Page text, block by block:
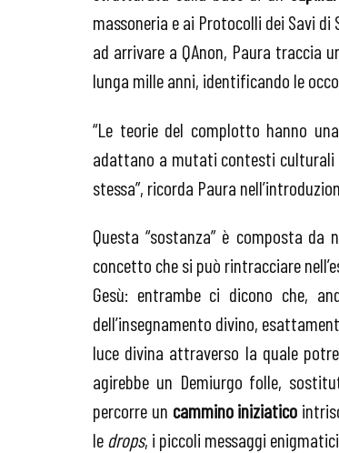
massoneria e ai Protocolli dei Savi
ad arrivare a QAnon, Paura traccia
lunga mille anni, identificando le
“Le teorie del complotto hanno
adattano a mutati contesti culturali
stessa”, ricorda Paura
Questa “sostanza” è composta
concetto che si può rintracciare
Gesù: entrambe ci dicono che,
dell’insegnamento divino,
luce divina attraverso la quale
agirebbe un Demiurgo folle,
percorre un cammino iniziatico
ledrops, i piccoli messaggi